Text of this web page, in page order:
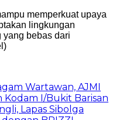
memperkuat upaya
lingkungan
yang bebas dari
Wartawan, AJMI
I/Bukit Barisan
Lapas Sibolga